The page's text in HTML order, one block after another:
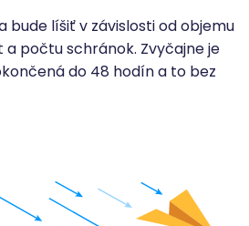
bude líšiť v závislosti od objemu
počtu schránok. Zvyčajne je
do 48 hodín a to bez